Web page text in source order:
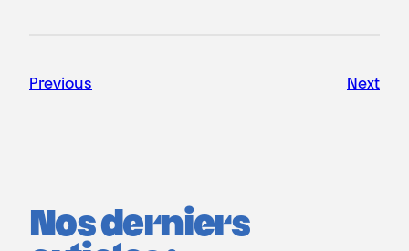
Previous Next
Nos derniers